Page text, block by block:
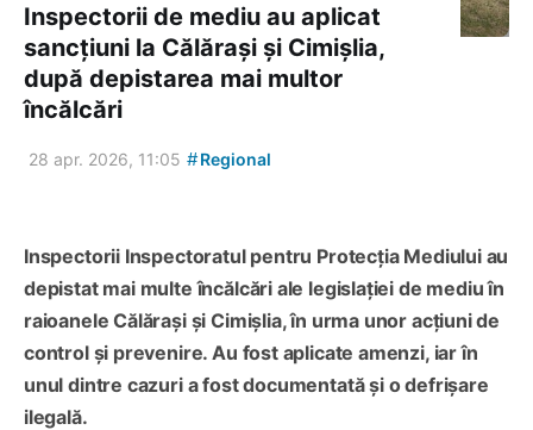
Inspectorii de mediu au aplicat
sancțiuni la Călărași și Cimișlia,
după depistarea mai multor
încălcări
28 apr. 2026, 11:05 #Regional
Inspectorii Inspectoratul pentru Protecția Mediului au
depistat mai multe încălcări ale legislației de mediu în
raioanele Călărași și Cimișlia, în urma unor acțiuni de
control și prevenire. Au fost aplicate amenzi, iar în
unul dintre cazuri a fost documentată și o defrișare
ilegală.